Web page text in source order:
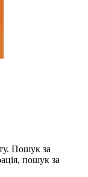
Пошук за
пошук за